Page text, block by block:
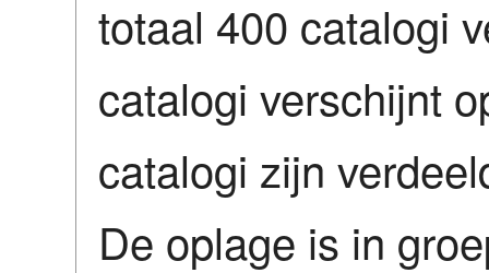
totaal 400 catalogi
catalogi verschijnt
catalogi zijn
De oplage is in